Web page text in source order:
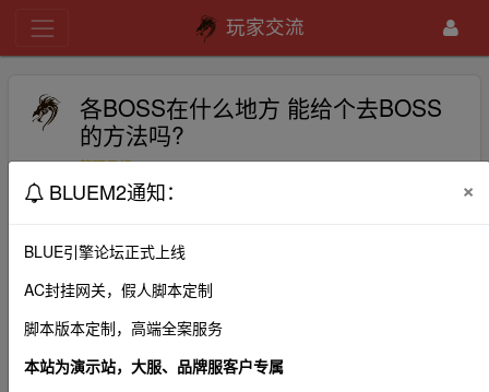
玩家交流
各BOSS在什么地方 能给个去BOSS
的方法吗?
bluem2 2020-10-25 370
伙了
1、本帖图片及内容纯属发布用户个人意见，本网站无
BLUEM2通知： ×
BLUE引擎论坛正式上线
AC封挂网关，假人脚本定制
脚本版本定制，高端全案服务
本站为演示站，大服、品牌服客户专属